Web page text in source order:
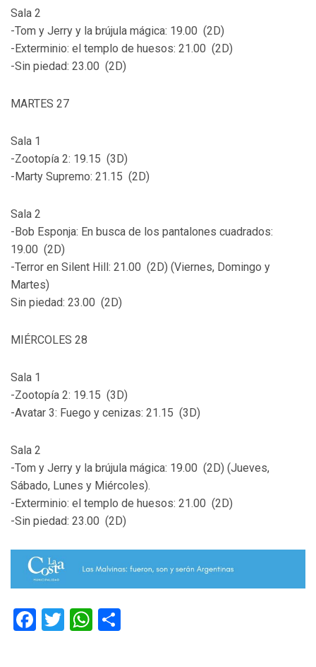
Sala 2
-Tom y Jerry y la brújula mágica: 19.00 (2D)
-Exterminio: el templo de huesos: 21.00 (2D)
-Sin piedad: 23.00 (2D)
MARTES 27
Sala 1
-Zootopía 2: 19.15 (3D)
-Marty Supremo: 21.15 (2D)
Sala 2
-Bob Esponja: En busca de los pantalones cuadrados:
19.00 (2D)
-Terror en Silent Hill: 21.00 (2D) (Viernes, Domingo y
Martes)
Sin piedad: 23.00 (2D)
MIÉRCOLES 28
Sala 1
-Zootopía 2: 19.15 (3D)
-Avatar 3: Fuego y cenizas: 21.15 (3D)
Sala 2
-Tom y Jerry y la brújula mágica: 19.00 (2D) (Jueves,
Sábado, Lunes y Miércoles).
-Exterminio: el templo de huesos: 21.00 (2D)
-Sin piedad: 23.00 (2D)
Facebook
TwitterWhatsApp